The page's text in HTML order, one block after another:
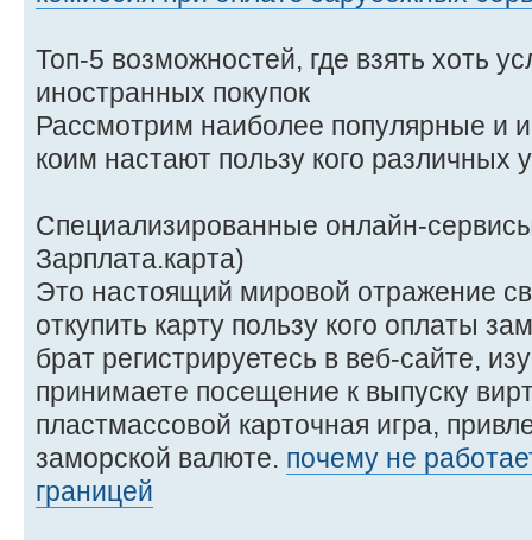
Топ-5 возможностей, где взять хоть
иностранных покупок
Рассмотрим наиболее популярные и
коим настают пользу кого различных
Специализированные онлайн-
Зарплата.карта)
Это настоящий мировой отражение
откупить карту пользу кого оплаты
брат регистрируетесь в веб-сайте,
принимаете посещение к выпуску
пластмассовой карточная игра,
заморской валюте. почему не
границей